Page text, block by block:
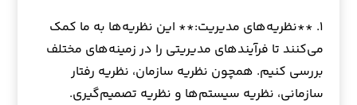
۱. **نظریه‌های مدیریت:** این نظریه‌ها به ما کمک
می‌کنند تا فرآیندهای مدیریتی را در زمینه‌های مختلف
بررسی کنیم. همچون نظریه سازمان، نظریه رفتار
سازمانی، نظریه سیستم‌ها و نظریه تصمیم‌گیری.